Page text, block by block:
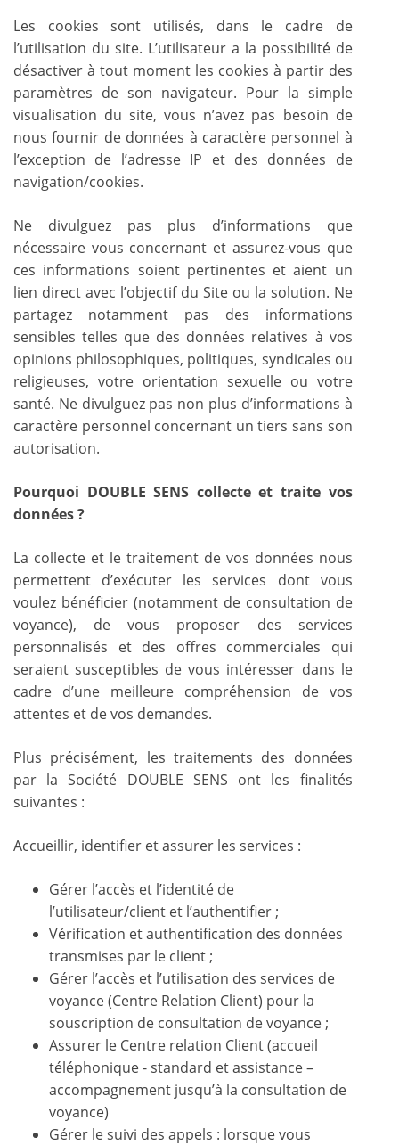
Les cookies sont utilisés, dans le cadre de
l’utilisation du site. L’utilisateur a la possibilité de
désactiver à tout moment les cookies à partir des
paramètres de son navigateur. Pour la simple
visualisation du site, vous n’avez pas besoin de
nous fournir de données à caractère personnel à
l’exception de l’adresse IP et des données de
navigation/cookies.
Ne divulguez pas plus d’informations que
nécessaire vous concernant et assurez-vous que
ces informations soient pertinentes et aient un
lien direct avec l’objectif du Site ou la solution. Ne
partagez notamment pas des informations
sensibles telles que des données relatives à vos
opinions philosophiques, politiques, syndicales ou
religieuses, votre orientation sexuelle ou votre
santé. Ne divulguez pas non plus d’informations à
caractère personnel concernant un tiers sans son
autorisation.
Pourquoi DOUBLE SENS collecte et traite vos
données ?
La collecte et le traitement de vos données nous
permettent d’exécuter les services dont vous
voulez bénéficier (notamment de consultation de
voyance), de vous proposer des services
personnalisés et des offres commerciales qui
seraient susceptibles de vous intéresser dans le
cadre d’une meilleure compréhension de vos
attentes et de vos demandes.
Plus précisément, les traitements des données
par la Société DOUBLE SENS ont les finalités
suivantes :
Accueillir, identifier et assurer les services :
Gérer l’accès et l’identité de
l’utilisateur/client et l’authentifier ;
Vérification et authentification des données
transmises par le client ;
Gérer l’accès et l’utilisation des services de
voyance (Centre Relation Client) pour la
souscription de consultation de voyance ;
Assurer le Centre relation Client (accueil
téléphonique - standard et assistance –
accompagnement jusqu’à la consultation de
voyance)
Gérer le suivi des appels : lorsque vous